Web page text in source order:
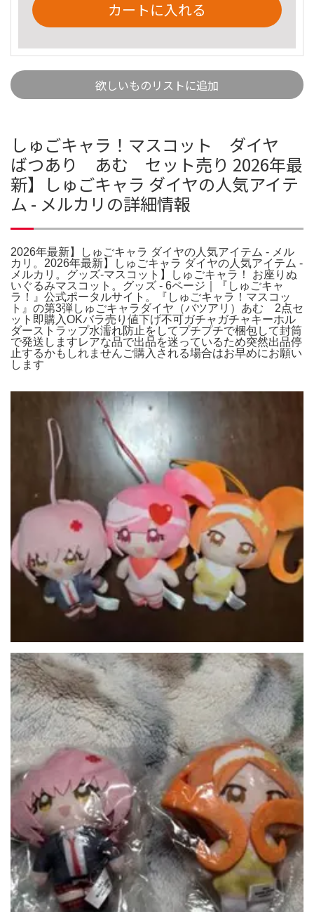
カートに入れる
欲しいものリストに追加
しゅごキャラ！マスコット ダイヤ
ばつあり あむ セット売り 2026年最
新】しゅごキャラ ダイヤの人気アイテ
ム - メルカリの詳細情報
2026年最新】しゅごキャラ ダイヤの人気アイテム - メル
カリ。2026年最新】しゅごキャラ ダイヤの人気アイテム -
メルカリ。グッズ-マスコット】しゅごキャラ！ お座りぬ
いぐるみマスコット。グッズ - 6ページ｜『しゅごキャ
ラ！』公式ポータルサイト。『しゅごキャラ！マスコッ
ト』の第3弾しゅごキャラダイヤ（バツアリ）あむ 2点セ
ット即購入OKバラ売り値下げ不可ガチャガチャキーホル
ダーストラップ水濡れ防止をしてプチプチで梱包して封筒
で発送しますレアな品で出品を迷っているため突然出品停
止するかもしれませんご購入される場合はお早めにお願い
します